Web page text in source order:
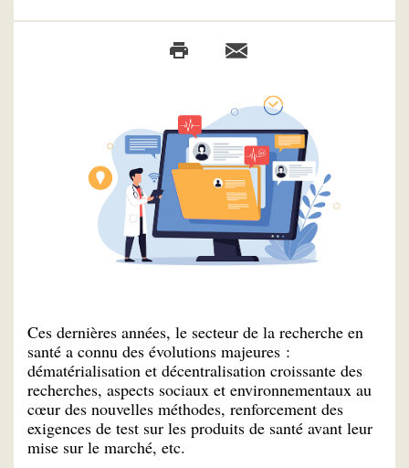
Ces dernières années, le secteur de la recherche en
santé a connu des évolutions majeures :
dématérialisation et décentralisation croissante des
recherches, aspects sociaux et environnementaux au
cœur des nouvelles méthodes, renforcement des
exigences de test sur les produits de santé avant leur
mise sur le marché, etc.